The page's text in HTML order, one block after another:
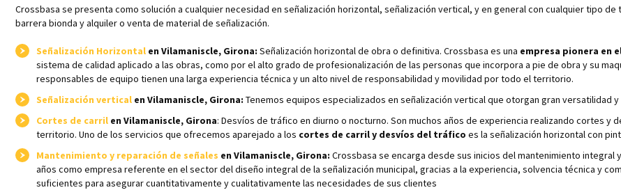
Crossbasa se presenta como solución a cualquier necesidad en señalización horizontal, señalización vertical, y en general con cualquier tipo
barrera bionda y alquiler o venta de material de señalización.
Señalización Horizontal en Vilamaniscle, Girona: Señalización horizontal de obra o definitiva. Crossbasa es una empresa pionera en
sistema de calidad aplicado a las obras, como por el alto grado de profesionalización de las personas que incorpora a pie de obra y su
responsables de equipo tienen una larga experiencia técnica y un alto nivel de responsabilidad y movilidad por todo el territorio.
Señalización vertical en Vilamaniscle, Girona: Tenemos equipos especializados en señalización vertical que otorgan gran versatilidad
Cortes de carril en Vilamaniscle, Girona: Desvíos de tráfico en diurno o nocturno. Son muchos años de experiencia realizando cortes
territorio. Uno de los servicios que ofrecemos aparejado a los cortes de carril y desvíos del tráfico es la señalización horizontal con
Mantenimiento y reparación de señales en Vilamaniscle, Girona: Crossbasa se encarga desde sus inicios del mantenimiento
años como empresa referente en el sector del diseño integral de la señalización municipal, gracias a la experiencia, solvencia técnica y
suficientes para asegurar cuantitativamente y cualitativamente las necesidades de sus clientes